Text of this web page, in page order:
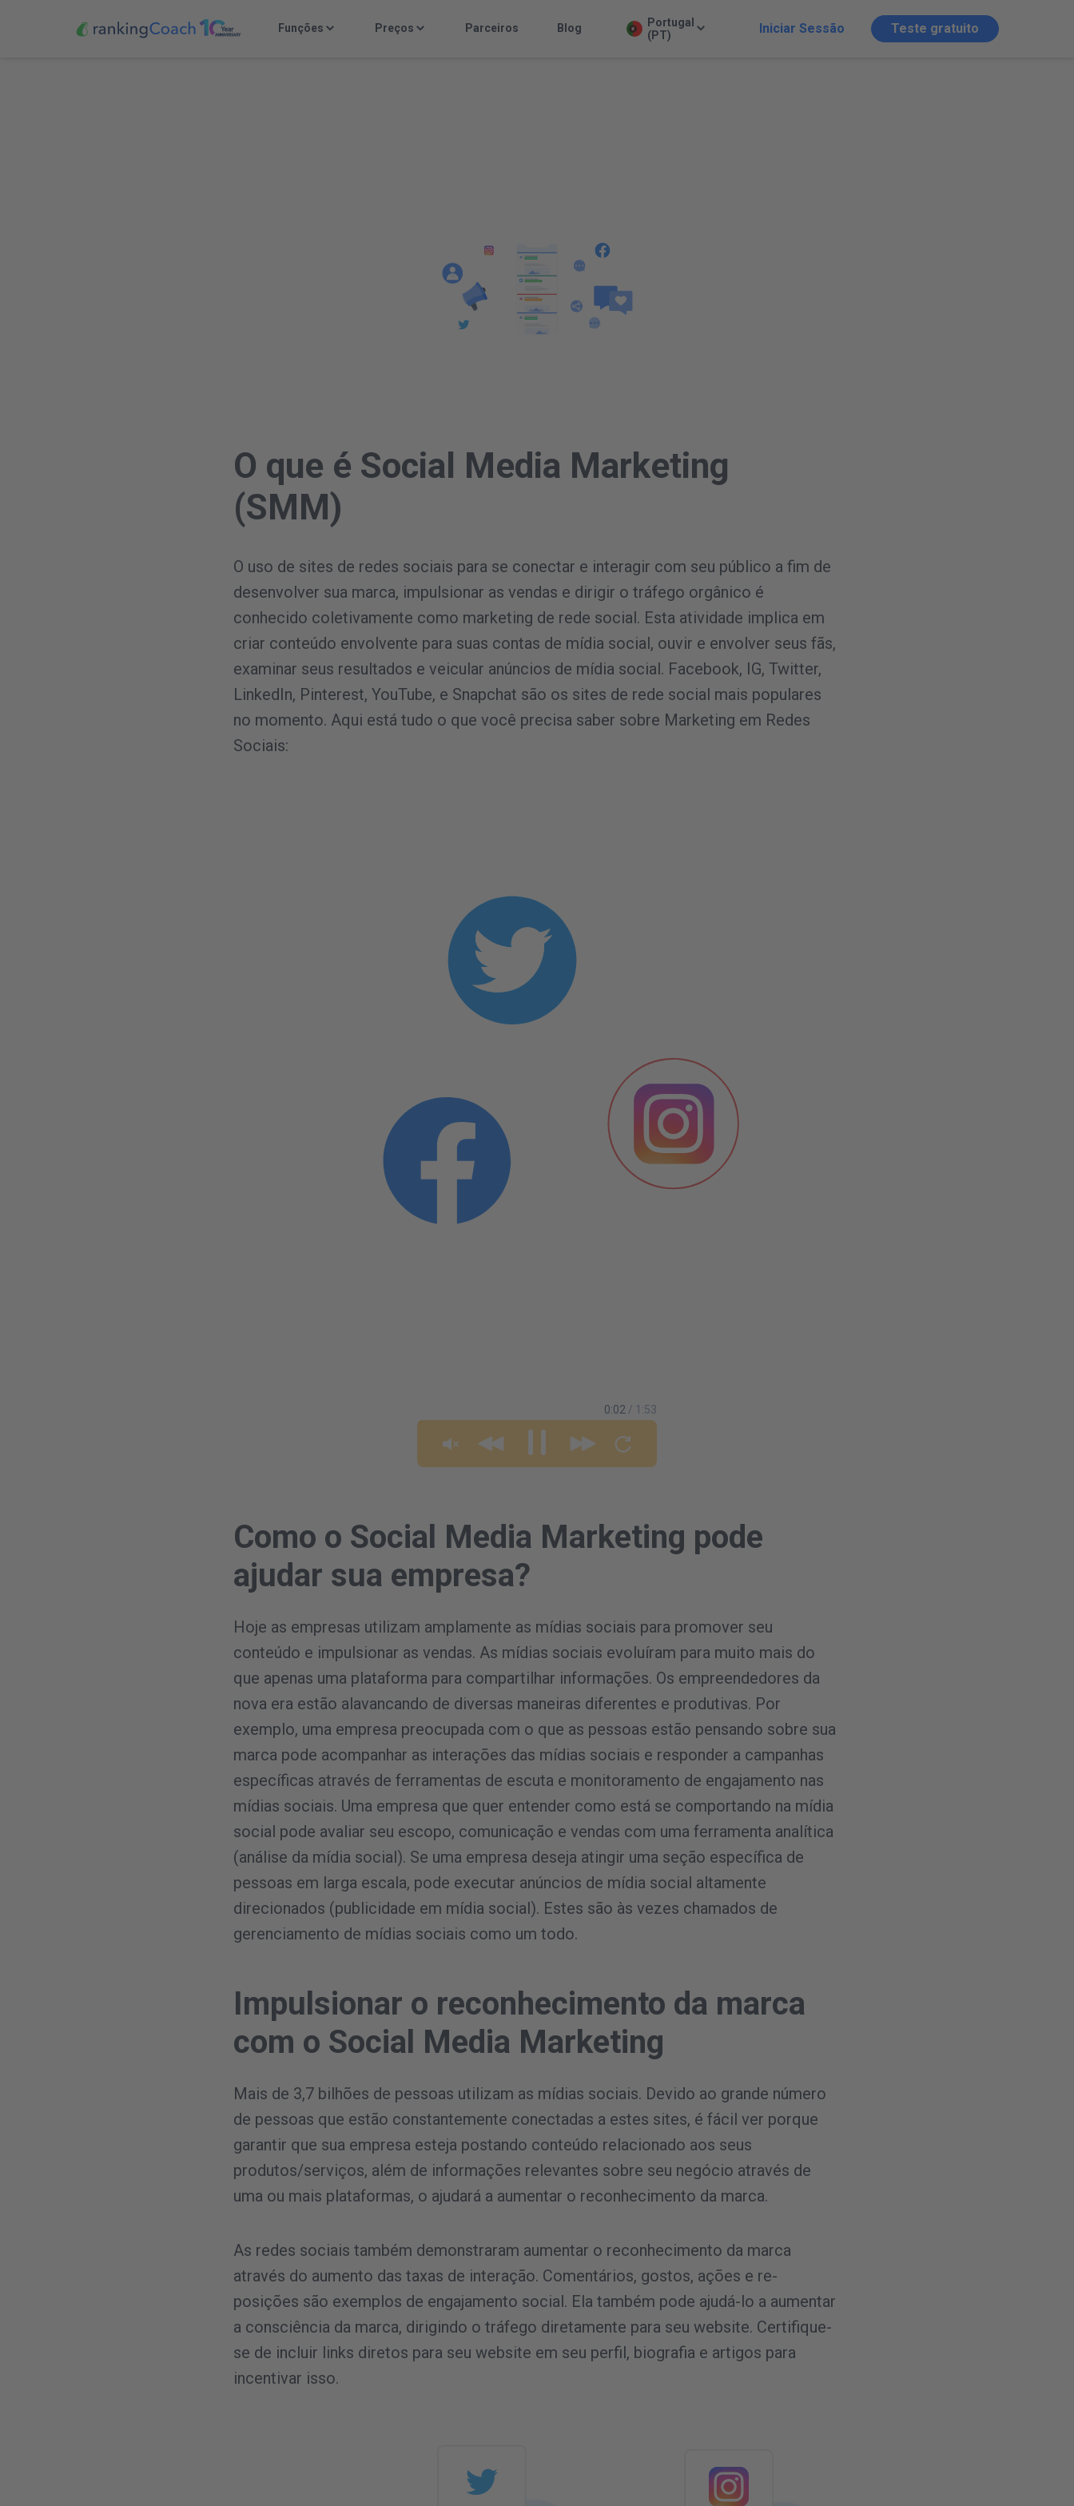
Funções Preços Parceiros Blog
Portugal
(PT)
Iniciar Sessão Teste gratuito
O que é Social Media Marketing
(SMM)
O uso de sites de redes sociais para se conectar e interagir com seu público a fim de
desenvolver sua marca, impulsionar as vendas e dirigir o tráfego orgânico é
conhecido coletivamente como marketing de rede social. Esta atividade implica em
criar conteúdo envolvente para suas contas de mídia social, ouvir e envolver seus fãs,
examinar seus resultados e veicular anúncios de mídia social. Facebook, IG, Twitter,
LinkedIn, Pinterest, YouTube, e Snapchat são os sites de rede social mais populares
no momento. Aqui está tudo o que você precisa saber sobre Marketing em Redes
Sociais:
0:03 / 1:53
Como o Social Media Marketing pode
ajudar sua empresa?
Hoje as empresas utilizam amplamente as mídias sociais para promover seu
conteúdo e impulsionar as vendas. As mídias sociais evoluíram para muito mais do
que apenas uma plataforma para compartilhar informações. Os empreendedores da
nova era estão alavancando de diversas maneiras diferentes e produtivas. Por
exemplo, uma empresa preocupada com o que as pessoas estão pensando sobre sua
marca pode acompanhar as interações das mídias sociais e responder a campanhas
específicas através de ferramentas de escuta e monitoramento de engajamento nas
mídias sociais. Uma empresa que quer entender como está se comportando na mídia
social pode avaliar seu escopo, comunicação e vendas com uma ferramenta analítica
(análise da mídia social). Se uma empresa deseja atingir uma seção específica de
pessoas em larga escala, pode executar anúncios de mídia social altamente
direcionados (publicidade em mídia social). Estes são às vezes chamados de
gerenciamento de mídias sociais como um todo.
Impulsionar o reconhecimento da marca
com o Social Media Marketing
Mais de 3,7 bilhões de pessoas utilizam as mídias sociais. Devido ao grande número
de pessoas que estão constantemente conectadas a estes sites, é fácil ver porque
garantir que sua empresa esteja postando conteúdo relacionado aos seus
produtos/serviços, além de informações relevantes sobre seu negócio através de
uma ou mais plataformas, o ajudará a aumentar o reconhecimento da marca.
As redes sociais também demonstraram aumentar o reconhecimento da marca
através do aumento das taxas de interação. Comentários, gostos, ações e re-
posições são exemplos de engajamento social. Ela também pode ajudá-lo a aumentar
a consciência da marca, dirigindo o tráfego diretamente para seu website. Certifique-
se de incluir links diretos para seu website em seu perfil, biografia e artigos para
incentivar isso.